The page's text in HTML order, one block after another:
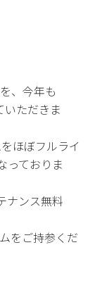
、今年も
いただきま
ほぼフルライ
っておりま
ナンス無料
をご持参くだ